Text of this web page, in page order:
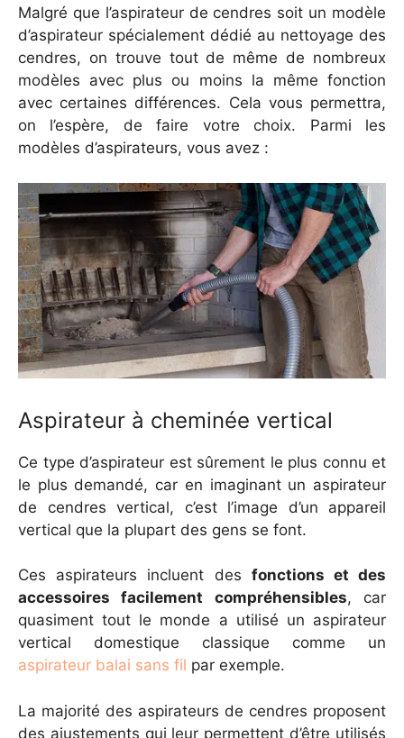
Malgré que l’aspirateur de cendres soit un modèle
d’aspirateur spécialement dédié au nettoyage des
cendres, on trouve tout de même de nombreux
modèles avec plus ou moins la même fonction
avec certaines différences. Cela vous permettra,
on l’espère, de faire votre choix. Parmi les
modèles d’aspirateurs, vous avez :
Aspirateur à cheminée vertical
Ce type d’aspirateur est sûrement le plus connu et
le plus demandé, car en imaginant un aspirateur
de cendres vertical, c’est l’image d’un appareil
vertical que la plupart des gens se font.
Ces aspirateurs incluent des fonctions et des
accessoires facilement compréhensibles, car
quasiment tout le monde a utilisé un aspirateur
vertical domestique classique comme un
aspirateur balai sans fil par exemple.
La majorité des aspirateurs de cendres proposent
des ajustements qui leur permettent d’être utilisés